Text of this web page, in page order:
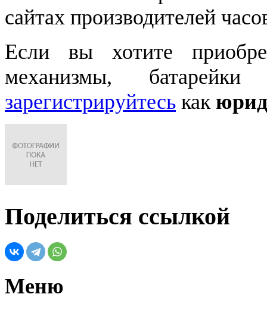
сайтах производителей
Если вы хотите
механизмы,
зарегистрируйтесь как
Поделиться ссылкой
Меню